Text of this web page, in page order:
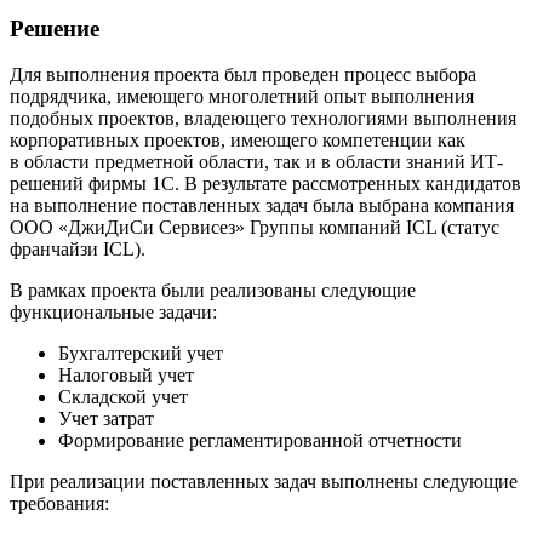
Решение
Для выполнения проекта был проведен процесс выбора
подрядчика, имеющего многолетний опыт выполнения
подобных проектов, владеющего технологиями выполнения
корпоративных проектов, имеющего компетенции как
в области предметной области, так и в области знаний ИТ-
решений фирмы 1С. В результате рассмотренных кандидатов
на выполнение поставленных задач была выбрана компания
ООО «ДжиДиСи Сервисез» Группы компаний ICL (статус
франчайзи ICL).
В рамках проекта были реализованы следующие
функциональные задачи:
Бухгалтерский учет
Налоговый учет
Складской учет
Учет затрат
Формирование регламентированной отчетности
При реализации поставленных задач выполнены следующие
требования: